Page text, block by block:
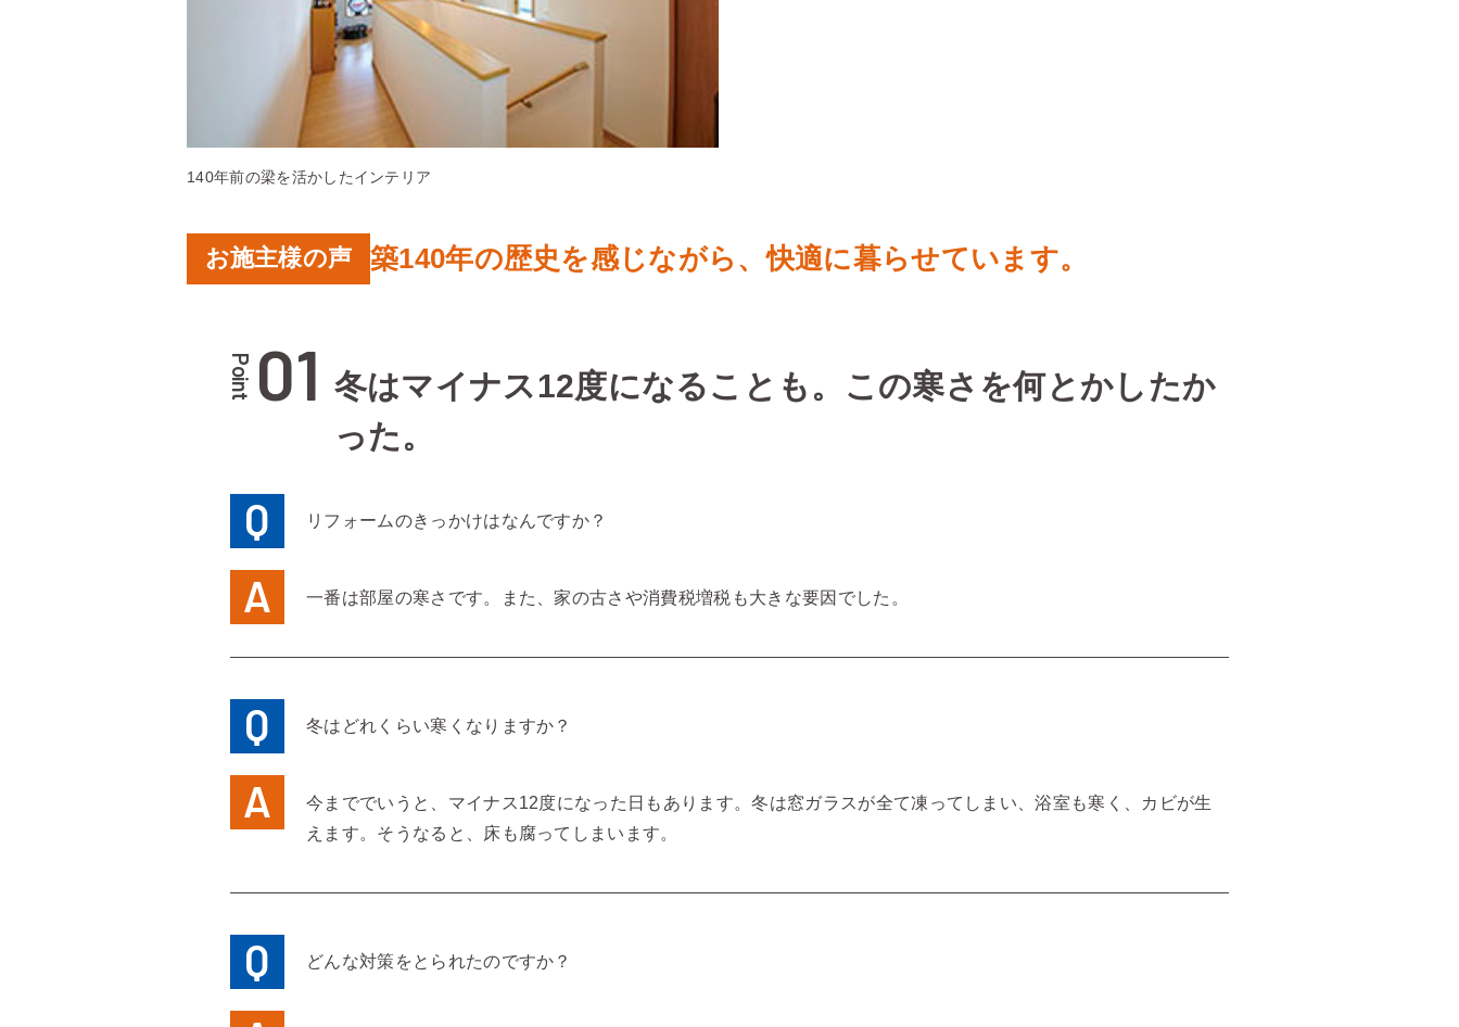
140年前の梁を活かしたインテリア
お施主様の声 築140年の歴史を感じながら、快適に暮らせています。
Point 01 冬はマイナス12度になることも。この寒さを何とかしたか
った。
リフォームのきっかけはなんですか？
一番は部屋の寒さです。また、家の古さや消費税増税も大きな要因でした。
冬はどれくらい寒くなりますか？
今まででいうと、マイナス12度になった日もあります。冬は窓ガラスが全て凍ってしまい、浴室も寒く、カビが生
えます。そうなると、床も腐ってしまいます。
どんな対策をとられたのですか？